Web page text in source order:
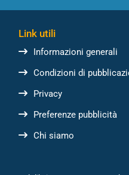
Link utili
Informazioni generali
Condizioni di
Privacy
Preferenze pubblicità
Chi siamo